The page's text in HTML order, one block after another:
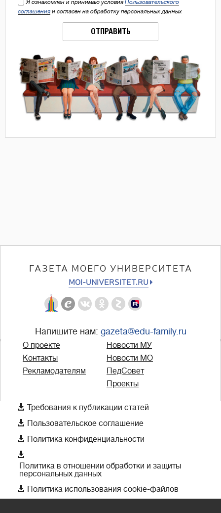
Я ознакомлен и принимаю условия Пользовательского
соглашения и согласен на обработку персональных данных
ОТПРАВИТЬ
ГАЗЕТА МОЕГО УНИВЕРСИТЕТА
MOI-UNIVERSITET.RU
Напишите нам: gazeta@edu-family.ru
О проекте
Контакты
Рекламодателям
Новости МУ
Новости МО
ПедСовет
Проекты
 Требования к публикации статей
 Пользовательское соглашение
 Политика конфиденциальности

Политика в отношении обработки и защиты
персональных данных
 Политика использования cookie-файлов